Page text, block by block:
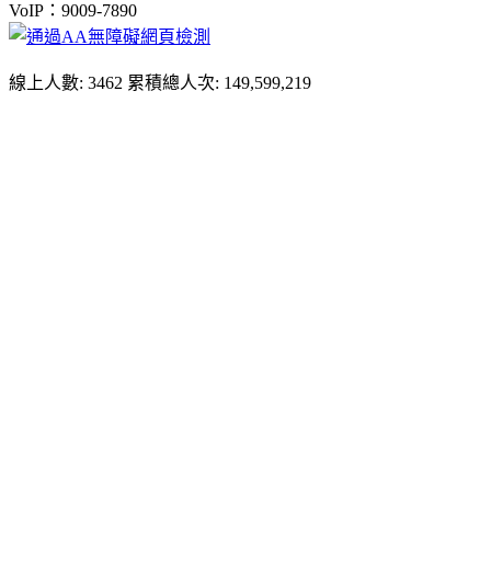
VoIP：9009-7890
線上人數: 3462 累積總人次: 149,599,219